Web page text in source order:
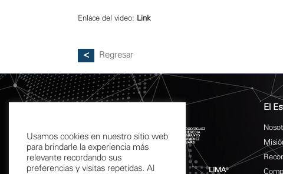
Enlace del video: Link
Regresar
LIMA
El
Usamos cookies en nuestro sitio web
para brindarle la experiencia más
relevante recordando sus
preferencias y visitas repetidas. Al